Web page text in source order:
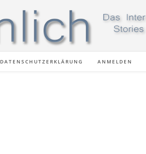
DATENSCHUTZERKLÄRUNG ANMELDEN